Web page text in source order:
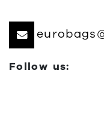
Follow us: